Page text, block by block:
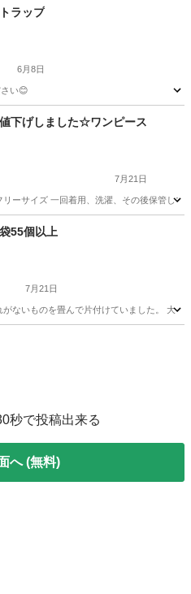
アンクルトリス
ラップ
6月8日
い😊
サリー ブラスト
下げしました☆ワンピース
7月21日
ーサイズ 一回着用、洗濯、その後保管し
ース インナー
55個以上
7月21日
ないものを畳んで片付けていました。 大
秒で投稿出来る
へ (無料)